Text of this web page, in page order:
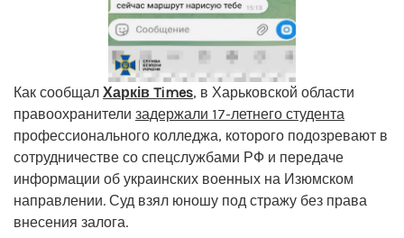
Как сообщал Харків Times, в Харьковской области
правоохранители задержали 17-летнего студента
профессионального колледжа, которого подозревают в
сотрудничестве со спецслужбами РФ и передаче
информации об украинских военных на Изюмском
направлении. Суд взял юношу под стражу без права
внесения залога.